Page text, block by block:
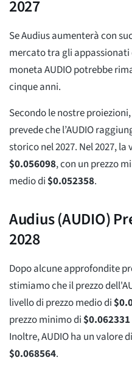
2027
Se Audius aumenterà con
mercato tra gli
moneta AUDIO potrebbe
cinque anni.
Secondo le nostre proiezioni,
prevede che l’AUDIO
storico nel 2027. Nel 2027,
$0.056098, con un prezzo
medio di$0.052358.
Audius (AUDIO)
2028
Dopo alcune approfondite
stimiamo che il prezzo
livello di prezzo medio di$
prezzo minimo di$0.062331
Inoltre, AUDIO ha un valore
$0.068564.